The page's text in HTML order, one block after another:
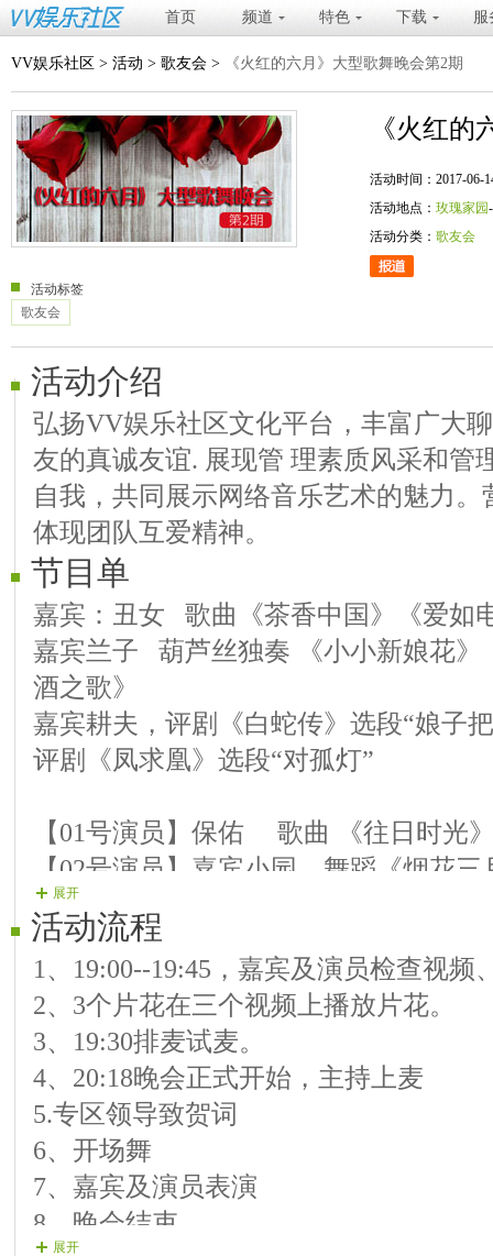
首页 频道 特色 下载 服
VV娱乐社区 > 活动 > 歌友会 > 《火红的六月》大型歌舞晚会第2期
《火红的
活动时间：2017-06-
活动地点： 玫瑰家园
活动分类： 歌友会
活动标签
歌友会
活动介绍
弘扬VV娱乐社区文化平台，丰富广大
友的真诚友谊. 展现管 理素质风采和管
自我，共同展示网络音乐艺术的魅力
体现团队互爱精神。
节目单
嘉宾：丑女 歌曲《茶香中国》《爱如
嘉宾兰子 葫芦丝独奏 《小小新娘花》
酒之歌》
嘉宾耕夫，评剧《白蛇传》选段“娘子
评剧《凤求凰》选段“对孤灯”
【01号演员】保佑 歌曲 《往日时光
【02号演员】嘉宾小园 舞蹈《烟花三
【03号演员】玫瑰 歌曲《最美的寻觅
【04号演员】阿杰 歌曲《一生去守候
【05号演员】寒露 歌曲《又见山里红
【06号演员】无语 歌曲《无奈的思绪
【07号演员】月亮 歌曲《爱情围城》
【08号演员】雪儿 歌曲《别让我失去
【09号演员】无悔 歌曲《长长路慢慢
【10号演员】不失高雅 歌曲《寻水的
展开
活动流程
1、19:00--19:45，嘉宾及演员检查视频
2、3个片花在三个视频上播放片花。
3、19:30排麦试麦。
4、20:18晚会正式开始，主持上麦
5.专区领导致贺词
6、开场舞
7、嘉宾及演员表演
8、晚会结束
展开